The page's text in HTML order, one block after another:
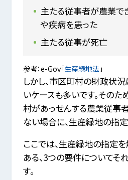
主たる従事者が農業で
や疾病を患った
主たる従事が死亡
参考：e-Gov「生産緑地法」
しかし、市区町村の財政状
いケースも多いです。その
村があっせんする農業従事
ない場合に、生産緑地の指
ここでは、生産緑地の指定
ある、3つの要件についてそ
す。